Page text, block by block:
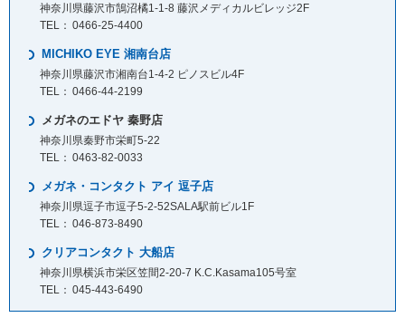
神奈川県藤沢市鵠沼橘1-1-8 藤沢メディカルビレッジ2F
0466-25-4400
MICHIKO EYE 湘南台店
神奈川県藤沢市湘南台1-4-2 ピノスビル4F
0466-44-2199
メガネのエドヤ 秦野店
神奈川県秦野市栄町5-22
0463-82-0033
メガネ・コンタクト アイ 逗子店
神奈川県逗子市逗子5-2-52SALA駅前ビル1F
046-873-8490
クリアコンタクト 大船店
神奈川県横浜市栄区笠間2-20-7 K.C.Kasama105号室
045-443-6490